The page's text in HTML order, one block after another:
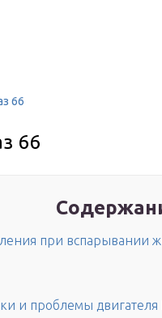
66
66
при вспарывании
и проблемы двигателя